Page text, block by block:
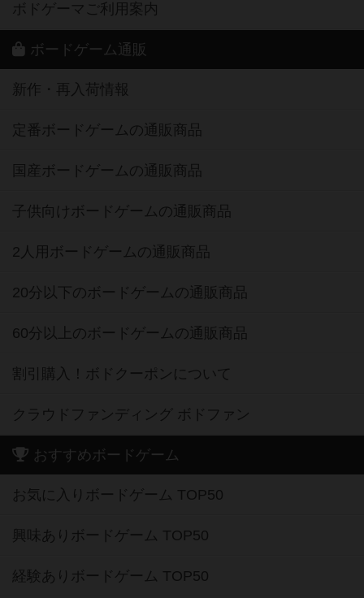
ボドゲーマご利用案内
ボードゲーム通販
新作・再入荷情報
定番ボードゲームの通販商品
国産ボードゲームの通販商品
子供向けボードゲームの通販商品
2人用ボードゲームの通販商品
20分以下のボードゲームの通販商品
60分以上のボードゲームの通販商品
割引購入！ボドクーポンについて
クラウドファンディング ボドファン
おすすめボードゲーム
お気に入りボードゲーム TOP50
興味ありボードゲーム TOP50
経験ありボードゲーム TOP50